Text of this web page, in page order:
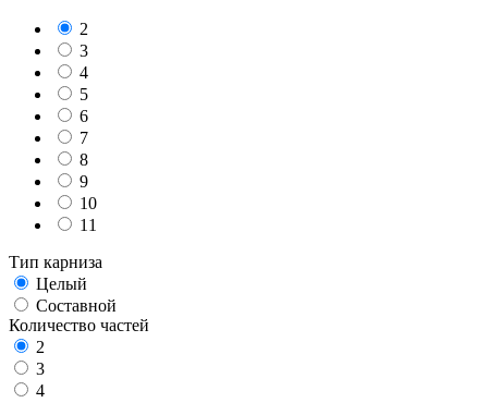
2
3
4
5
6
7
8
9
10
11
Тип карниза
Целый
Составной
Количество частей
2
3
4